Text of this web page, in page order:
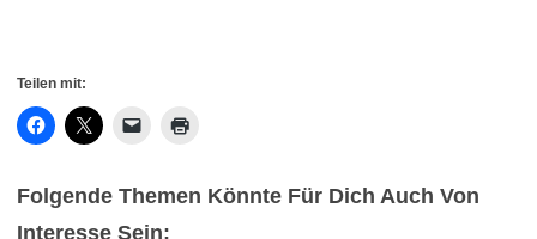
Teilen mit:
Folgende Themen Könnte Für Dich Auch Von
Interesse Sein: